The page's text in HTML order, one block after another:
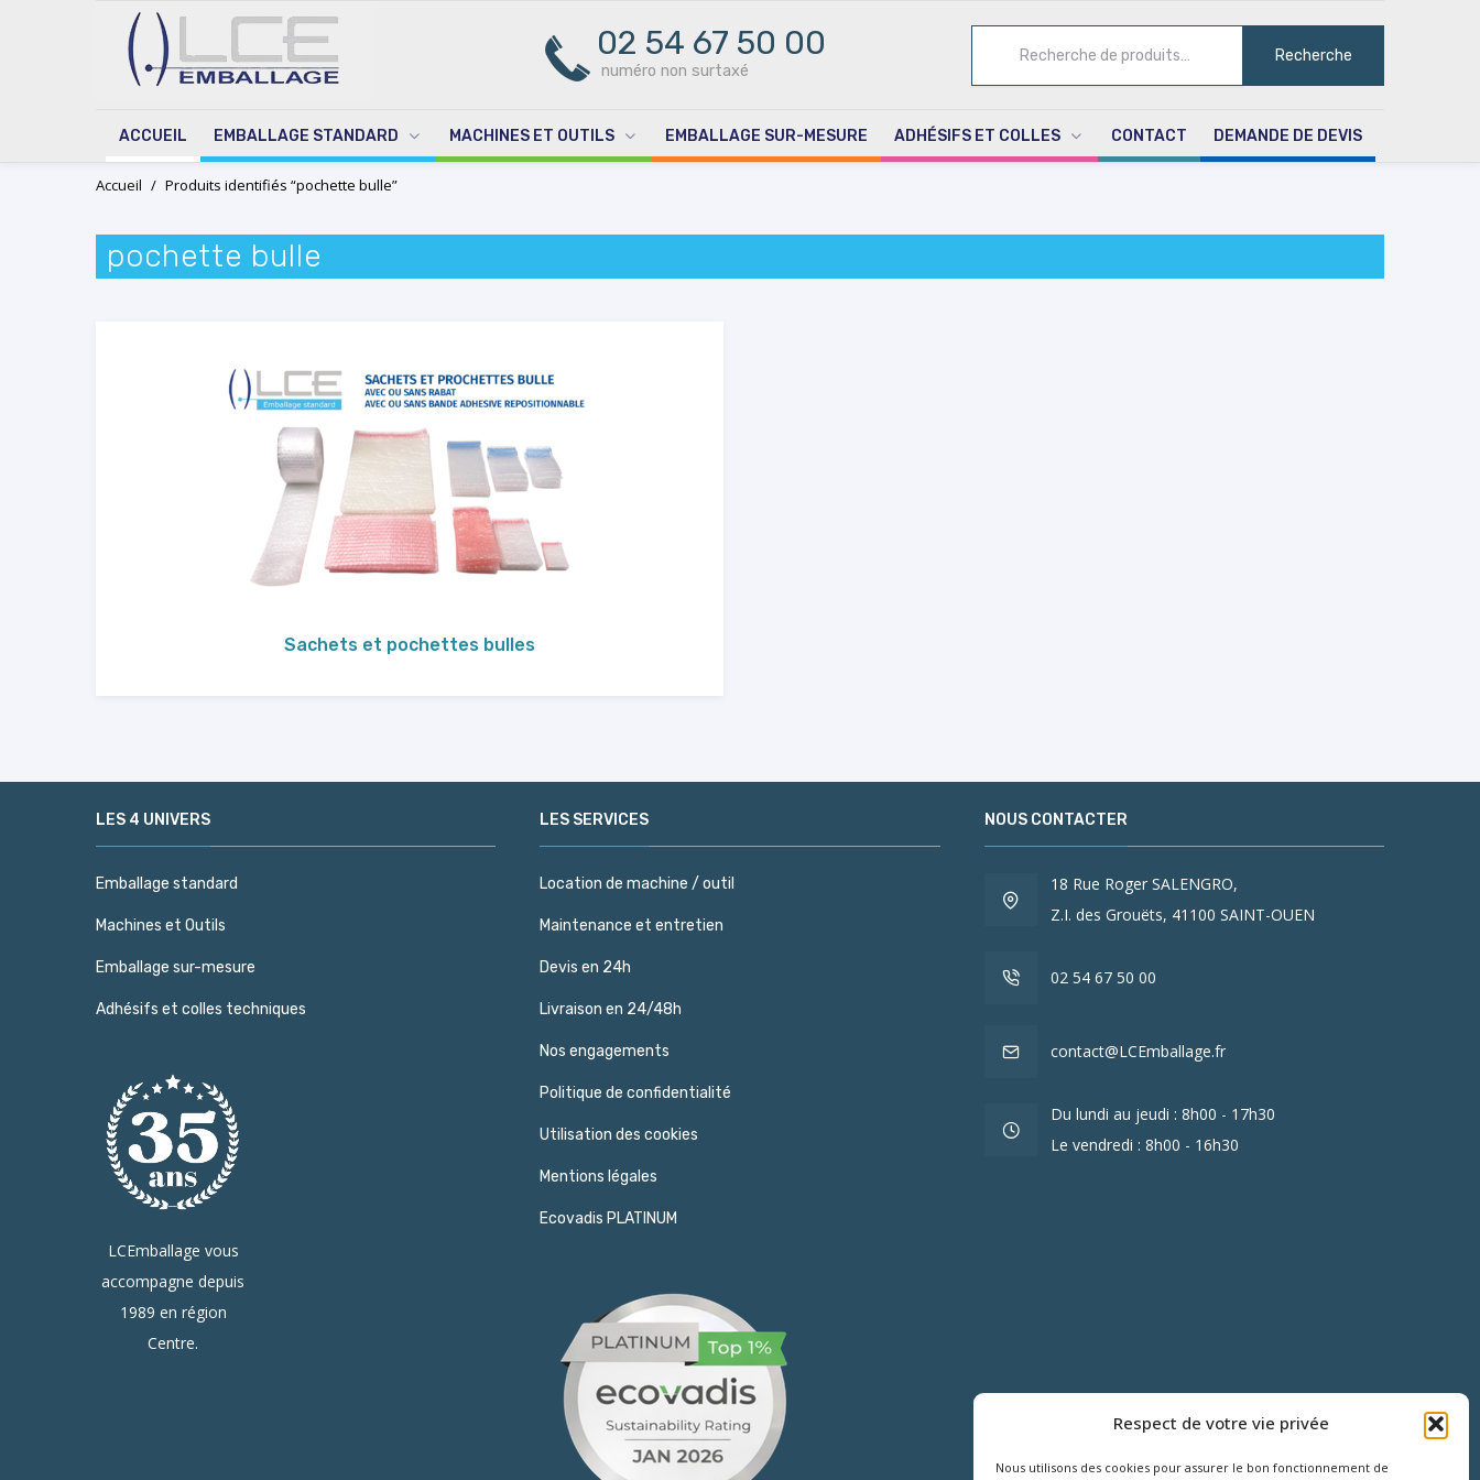
Respect de votre vie privée
Nous utilisons des cookies pour assurer le bon fonctionnement de
02 54 67 50 00
numéro non surtaxé
Recherche
ACCUEIL EMBALLAGE STANDARD MACHINES ET OUTILS EMBALLAGE SUR-MESURE ADHÉSIFS ET COLLES CONTACT DEMANDE DE DEVIS
Skip
Accueil / Produits identifiés “pochette bulle”
pochette bulle
Sachets et pochettes bulles
LES 4 UNIVERS
Emballage standard
Machines et Outils
Emballage sur-mesure
Adhésifs et colles techniques
LCEmballage vous
accompagne depuis
1989 en région
Centre.
LES SERVICES
Location de machine / outil
Maintenance et entretien
Devis en 24h
Livraison en 24/48h
Nos engagements
Politique de confidentialité
Utilisation des cookies
Mentions légales
Ecovadis PLATINUM
NOUS CONTACTER
18 Rue Roger SALENGRO,
Z.I. des Grouëts, 41100 SAINT-OUEN
02 54 67 50 00
contact@LCEmballage.fr
Du lundi au jeudi : 8h00 - 17h30
Le vendredi : 8h00 - 16h30